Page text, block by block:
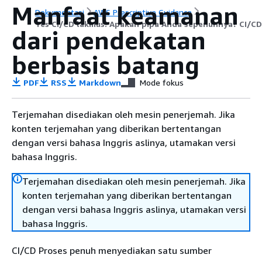
Dokumentasi
AWS Prescriptive Guidance
Tes CI/CD lakmus: Apakah pipa Anda sepenuhnya? CI/CD
Manfaat keamanan
dari pendekatan
berbasis batang
PDF RSS Markdown Mode fokus
Terjemahan disediakan oleh mesin penerjemah. Jika
konten terjemahan yang diberikan bertentangan
dengan versi bahasa Inggris aslinya, utamakan versi
bahasa Inggris.
Terjemahan disediakan oleh mesin penerjemah. Jika
konten terjemahan yang diberikan bertentangan
dengan versi bahasa Inggris aslinya, utamakan versi
bahasa Inggris.
CI/CD Proses penuh menyediakan satu sumber